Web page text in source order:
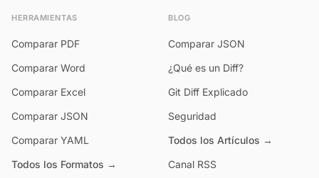
HERRAMIENTAS
Comparar PDF
Comparar Word
Comparar Excel
Comparar JSON
Comparar YAML
Todos los Formatos →
BLOG
Comparar JSON
¿Qué es un Diff?
Git Diff Explicado
Seguridad
Todos los Artículos →
Canal RSS